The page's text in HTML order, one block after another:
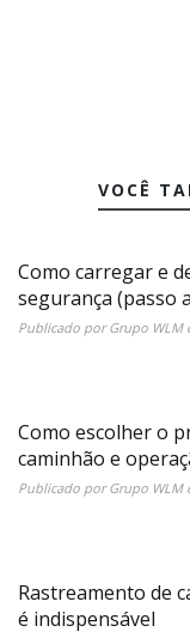
VOCÊ
Como carregar e
segurança (passo
Publicado porGrupo WLM
Como escolher o
caminhão e
Publicado porGrupo WLM
Rastreamento de
é indispensável